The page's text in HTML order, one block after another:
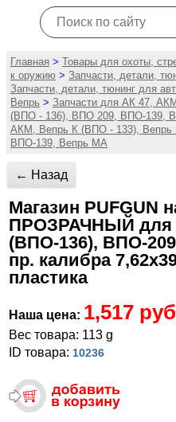
Главная > Товары для охоты,
к оружию > Запчасти, детали,
Запчасти, детали, тюнинг для
Вепрь > Запчасти для АК 47,
(ВПО - 136), ВПО 209, ВПО-139,
АКМ, Вепрь К (ВПО - 133),
ВПО-139, Вепрь МА
← Назад
Магазин PUFGUN
ПРОЗРАЧНЫЙ для
(ВПО-136), ВПО-
пр. калибра
пластика
Наша цена: 1,517
Вес товара: 113 g
ID товара: 10236